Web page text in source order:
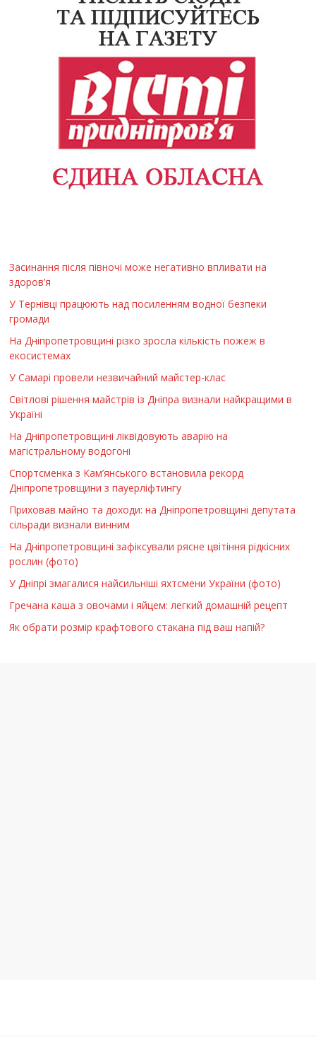
Засинання після півночі може негативно впливати на
здоров’я
У Тернівці працюють над посиленням водної безпеки
громади
На Дніпропетровщині різко зросла кількість пожеж в
екосистемах
У Самарі провели незвичайний майстер-клас
Світлові рішення майстрів із Дніпра визнали найкращими в
Україні
На Дніпропетровщині ліквідовують аварію на
магістральному водогоні
Спортсменка з Кам’янського встановила рекорд
Дніпропетровщини з пауерліфтингу
Приховав майно та доходи: на Дніпропетровщині депутата
сільради визнали винним
На Дніпропетровщині зафіксували рясне цвітіння рідкісних
рослин (фото)
У Дніпрі змагалися найсильніші яхтсмени України (фото)
Гречана каша з овочами і яйцем: легкий домашній рецепт
Як обрати розмір крафтового стакана під ваш напій?